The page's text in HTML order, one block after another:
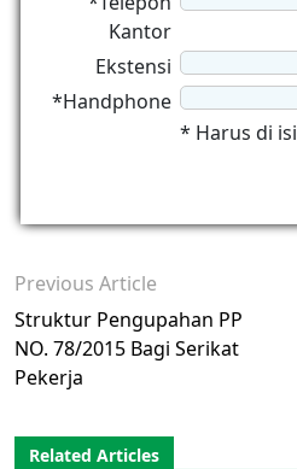
Kantor
Ekstensi
*Handphone
* Harus di isi
Previous Article
Struktur Pengupahan PP
NO. 78/2015 Bagi Serikat
Pekerja
Related Articles